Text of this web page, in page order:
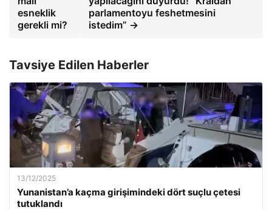
esneklik
gerekli mi?
parlamentoyu feshetmesini
istedim” →
Tavsiye Edilen Haberler
13/12/2025
Yunanistan’a kaçma girişimindeki dört suçlu çetesi
tutuklandı